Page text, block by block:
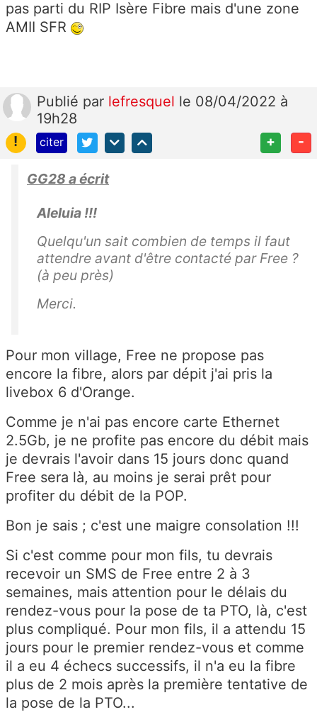
pas parti du RIP Isère Fibre mais d'une zone
AMII SFR
Publié par lefresquel le 08/04/2022 à
19h28
!
citer + -
GG28 a écrit
Aleluia !!!
Quelqu'un sait combien de temps il faut
attendre avant d'être contacté par Free ?
(à peu près)
Merci.
Pour mon village, Free ne propose pas
encore la fibre, alors par dépit j'ai pris la
livebox 6 d'Orange.
Comme je n'ai pas encore carte Ethernet
2.5Gb, je ne profite pas encore du débit mais
je devrais l'avoir dans 15 jours donc quand
Free sera là, au moins je serai prêt pour
profiter du débit de la POP.
Bon je sais ; c'est une maigre consolation !!!
Si c'est comme pour mon fils, tu devrais
recevoir un SMS de Free entre 2 à 3
semaines, mais attention pour le délais du
rendez-vous pour la pose de ta PTO, là, c'est
plus compliqué. Pour mon fils, il a attendu 15
jours pour le premier rendez-vous et comme
il a eu 4 échecs successifs, il n'a eu la fibre
plus de 2 mois après la première tentative de
la pose de la PTO...